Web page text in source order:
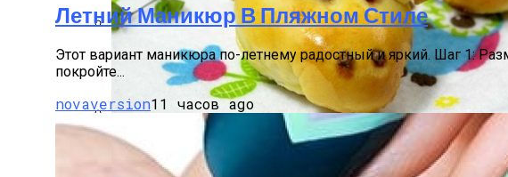
Стильный Маникюр В Клетку
Пирожки С Мясом «Поросята»
Летний Маникюр В Пляжном Стиле
Этот вариант маникюра по-летнему радостный и яркий. Шаг 1:
покройте...
novaversion11 часов ago